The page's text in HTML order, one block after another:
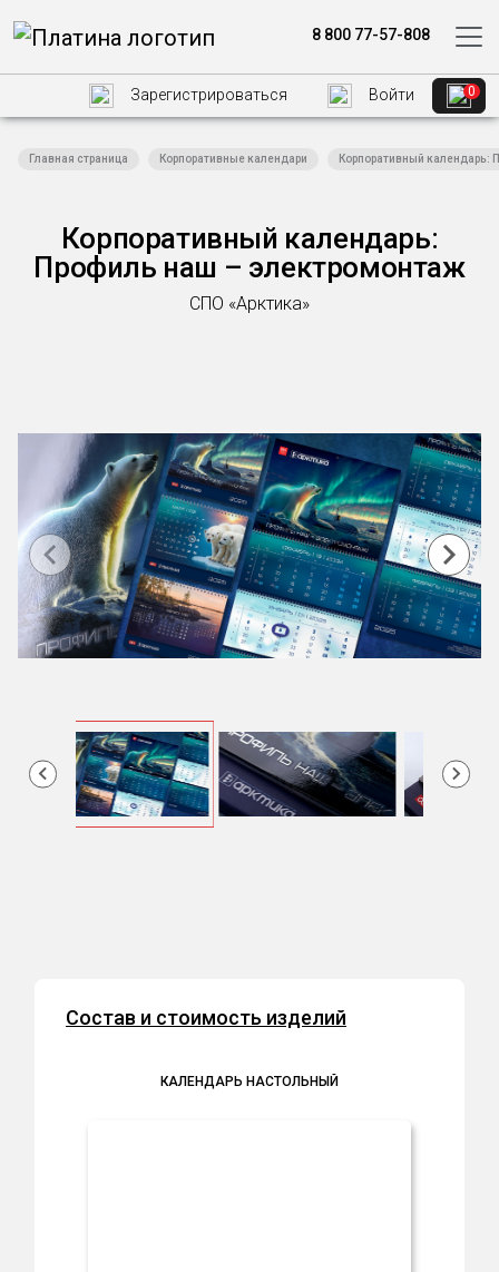
8 800 77-57-808
Зарегистрироваться Войти 0
Главная страница Корпоративные календари Корпоративный
Корпоративный календарь:
Профиль наш – электромонтаж
СПО «Арктика»
Состав и стоимость изделий
КАЛЕНДАРЬ НАСТОЛЬНЫЙ